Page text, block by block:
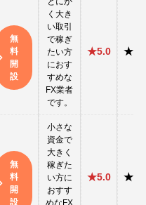
無
料
開
設
く大き
い取引
で稼ぎ
たい方
におす
すめな
FX業者
です。
★5.0
無
料
開
設
小さな
資金で
大きく
稼ぎた
い方に
おすす
めなFX
★5.0